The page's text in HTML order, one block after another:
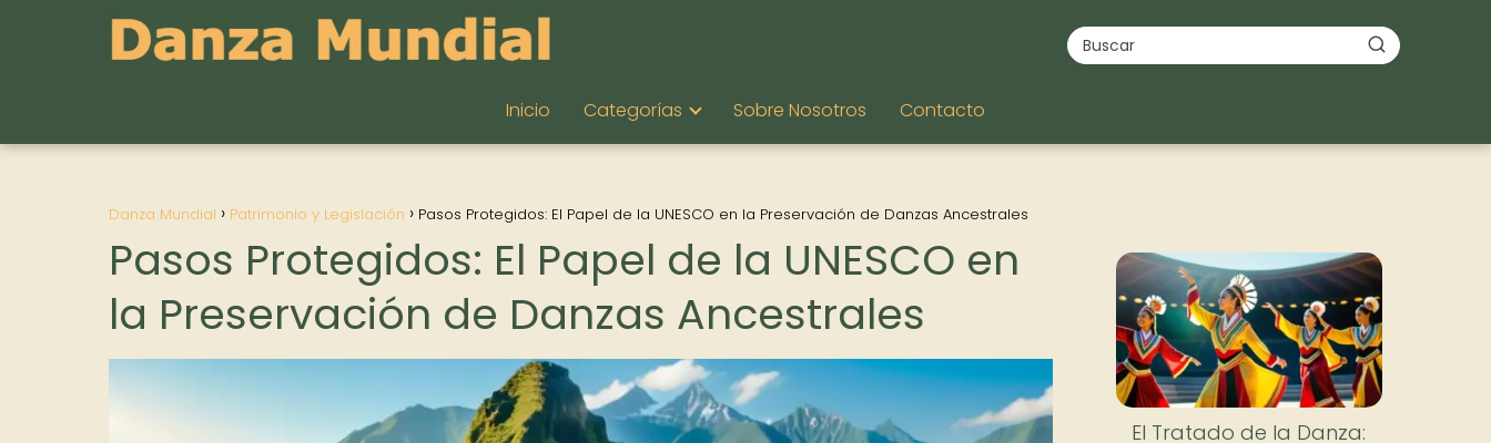
Inicio Categorías Sobre Nosotros Contacto
Danza Mundial Patrimonio y Legislación Pasos Protegidos: El Papel de la UNESCO en la Preservación de Danzas Ancestrales
Pasos Protegidos: El Papel de la UNESCO en
la Preservación de Danzas Ancestrales
El Tratado de la Danza: